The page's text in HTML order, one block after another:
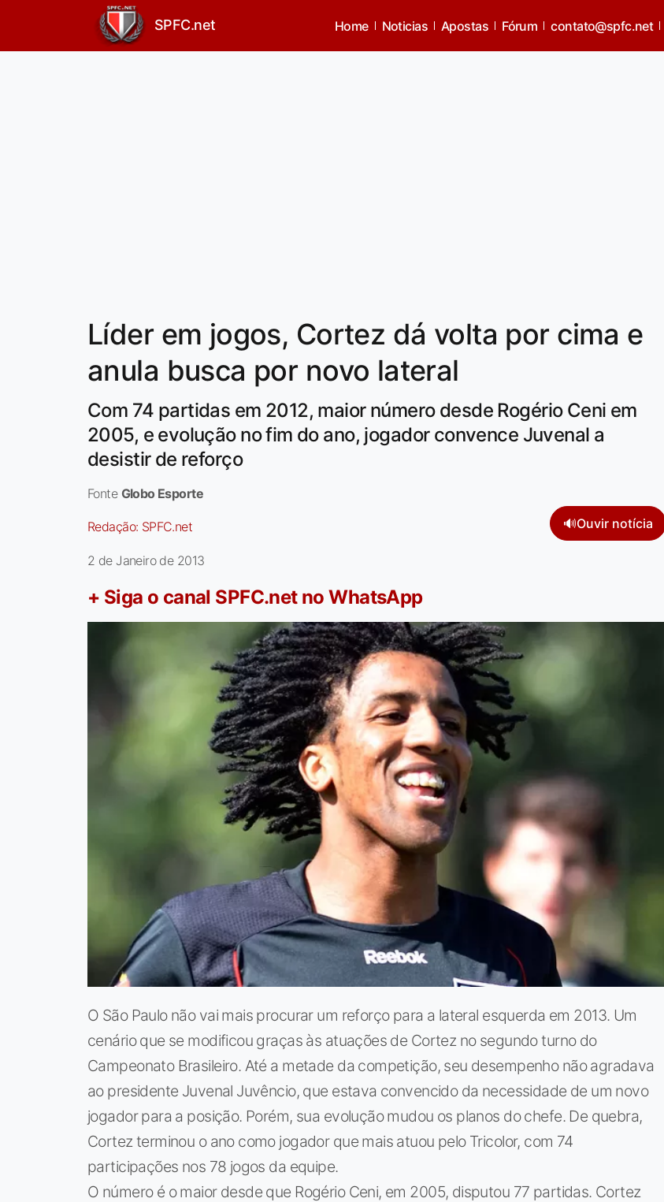
SPFC.net Home Noticias Apostas Fórum contato@spfc.net
Líder em jogos, Cortez dá volta por cima e
anula busca por novo lateral
Com 74 partidas em 2012, maior número desde Rogério Ceni em
2005, e evolução no fim do ano, jogador convence Juvenal a
desistir de reforço
Fonte Globo Esporte
Redação: SPFC.net 🔊Ouvir notícia
2 de Janeiro de 2013
+ Siga o canal SPFC.net no WhatsApp
O São Paulo não vai mais procurar um reforço para a lateral esquerda em 2013. Um
cenário que se modificou graças às atuações de Cortez no segundo turno do
Campeonato Brasileiro. Até a metade da competição, seu desempenho não agradava
ao presidente Juvenal Juvêncio, que estava convencido da necessidade de um novo
jogador para a posição. Porém, sua evolução mudou os planos do chefe. De quebra,
Cortez terminou o ano como jogador que mais atuou pelo Tricolor, com 74
participações nos 78 jogos da equipe.
O número é o maior desde que Rogério Ceni, em 2005, disputou 77 partidas. Cortez